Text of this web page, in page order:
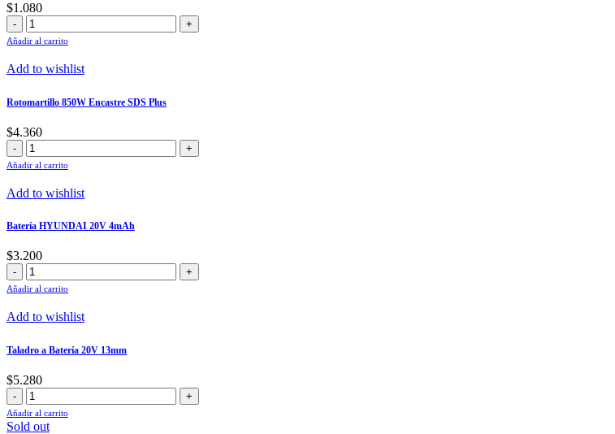
$1.080
Cargador
de
20V
Añadir al carrito
Add to wishlist
Rotomartillo 850W Encastre SDS Plus
$4.360
Rotomartillo
850W
SDS
cantidad
Añadir al carrito
Add to wishlist
Batería HYUNDAI 20V 4mAh
$3.200
Batería
HYUNDAI
4mAh
Añadir al carrito
Add to wishlist
Taladro a Batería 20V 13mm
$5.280
Taladro
a
Batería
Añadir al carrito
Sold out